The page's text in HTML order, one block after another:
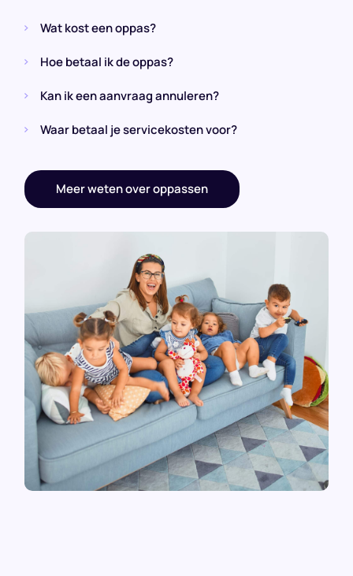
Wat kost een oppas?
Hoe betaal ik de oppas?
Kan ik een aanvraag annuleren?
Waar betaal je servicekosten voor?
Meer weten over oppassen